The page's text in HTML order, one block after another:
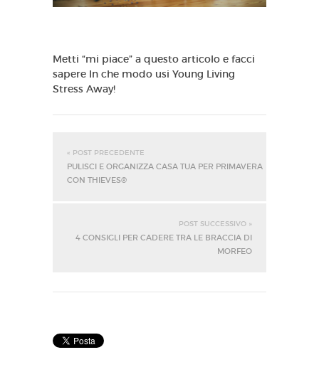
Metti “mi piace” a questo articolo e facci
sapere In che modo usi Young Living
Stress Away!
« POST PRECEDENTE
PULISCI E ORGANIZZA CASA TUA PER PRIMAVERA
CON THIEVES®
POST SUCCESSIVO »
4 CONSIGLI PER CADERE TRA LE BRACCIA DI
MORFEO